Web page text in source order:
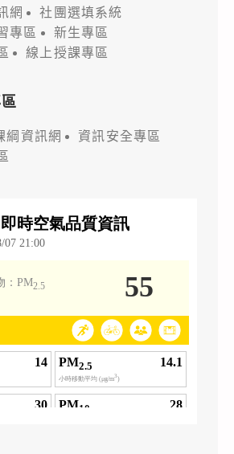
網
社團選填系統
專區
新生專區
線上授課專區
綱資訊網
資訊安全專區